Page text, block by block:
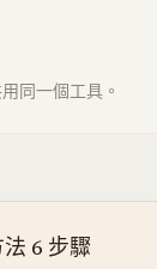
同一個工具。
6 步驟